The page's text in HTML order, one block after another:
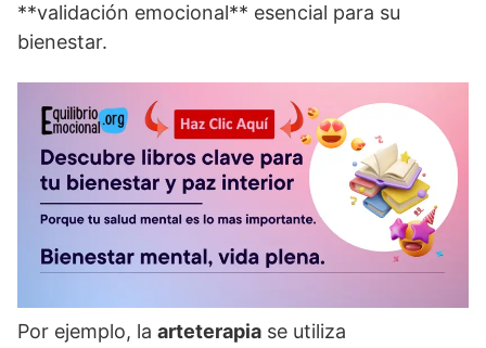
**validación emocional** esencial para su
bienestar.
Por ejemplo, la arteterapia se utiliza